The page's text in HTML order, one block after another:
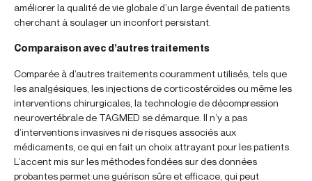
améliorer la qualité de vie globale d’un large éventail de patients
cherchant à soulager un inconfort persistant.
Comparaison avec d’autres traitements
Comparée à d’autres traitements couramment utilisés, tels que
les analgésiques, les injections de corticostéroïdes ou même les
interventions chirurgicales, la technologie de décompression
neurovertébrale de TAGMED se démarque. Il n’y a pas
d’interventions invasives ni de risques associés aux
médicaments, ce qui en fait un choix attrayant pour les patients.
L’accent mis sur les méthodes fondées sur des données
probantes permet une guérison sûre et efficace, qui peut